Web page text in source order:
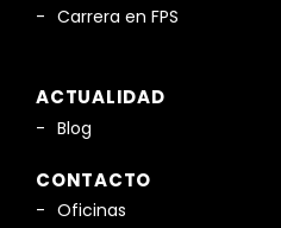
Carrera en FPS
ACTUALIDAD
Blog
CONTACTO
Oficinas